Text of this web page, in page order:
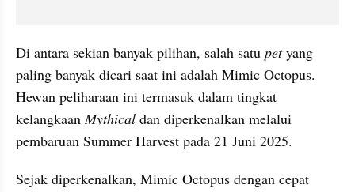
Di antara sekian banyak pilihan, salah satu pet yang
paling banyak dicari saat ini adalah Mimic Octopus.
Hewan peliharaan ini termasuk dalam tingkat
kelangkaan Mythical dan diperkenalkan melalui
pembaruan Summer Harvest pada 21 Juni 2025.
Sejak diperkenalkan, Mimic Octopus dengan cepat